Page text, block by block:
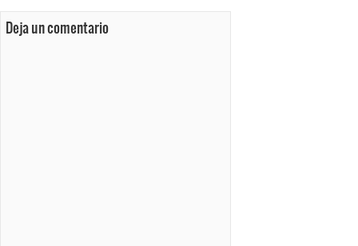
Deja un comentario